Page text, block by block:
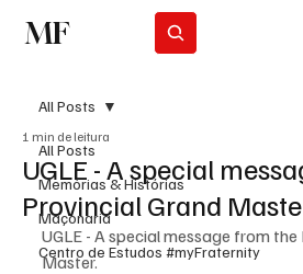
MF
All Posts
Memórias & Histórias
Maçonaria
Centro de Estudos #myFraternity
All Posts
UGLE - A special
Provincial Grand
1 min de leitura
UGLE - A special message from
Master.